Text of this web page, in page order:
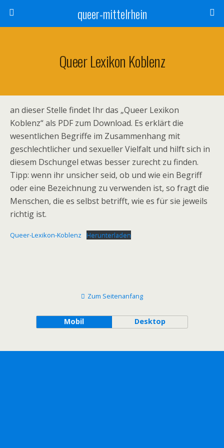
queer-mittelrhein
Queer Lexikon Koblenz
an dieser Stelle findet Ihr das „Queer Lexikon
Koblenz“ als PDF zum Download. Es erklärt die
wesentlichen Begriffe im Zusammenhang mit
geschlechtlicher und sexueller Vielfalt und hilft sich in
diesem Dschungel etwas besser zurecht zu finden.
Tipp: wenn ihr unsicher seid, ob und wie ein Begriff
oder eine Bezeichnung zu verwenden ist, so fragt die
Menschen, die es selbst betrifft, wie es für sie jeweils
richtig ist.
Queer-Lexikon-Koblenz Herunterladen
Zum Seitenanfang
Mobil Desktop